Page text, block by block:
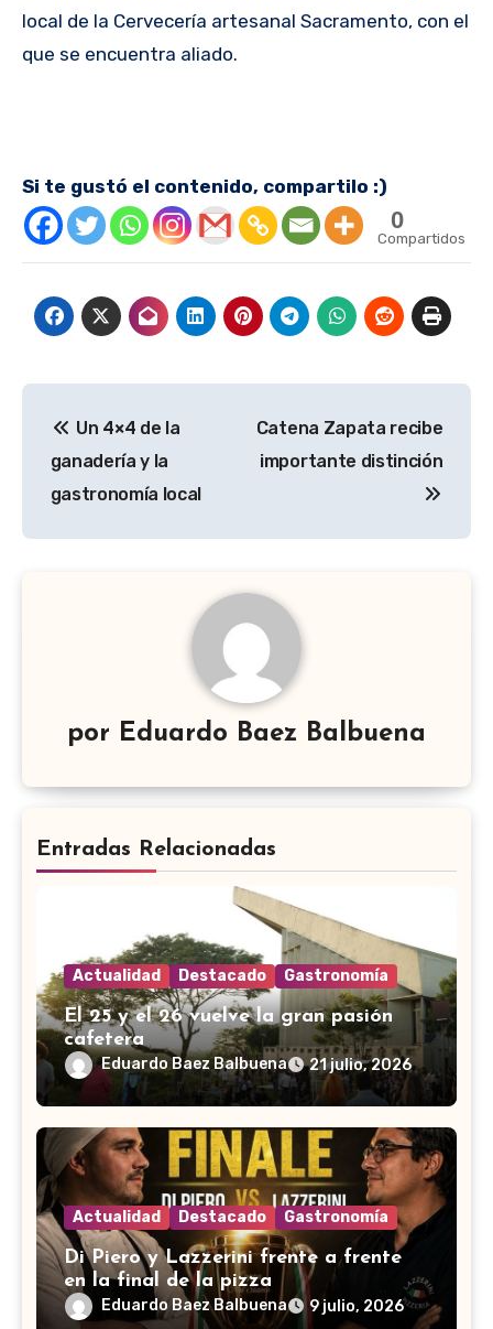
local de la Cervecería artesanal Sacramento, con el
que se encuentra aliado.
Si te gustó el contenido, compartilo :)
0
Compartidos
de
entradas
Un 4×4 de la
ganadería y la
gastronomía local
Catena Zapata recibe
importante distinción
por Eduardo Baez Balbuena
Entradas Relacionadas
Actualidad Destacado Gastronomía
El 25 y el 26 vuelve la gran pasión
cafetera
Eduardo Baez Balbuena 21 julio, 2026
Actualidad Destacado Gastronomía
Di Piero y Lazzerini frente a frente
en la final de la pizza
Eduardo Baez Balbuena 9 julio, 2026